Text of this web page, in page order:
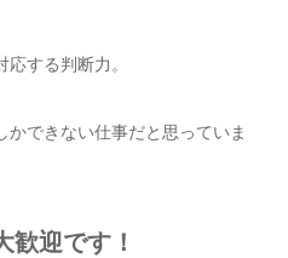
する判断力。
かできない仕事だと思っていま
歓迎です！